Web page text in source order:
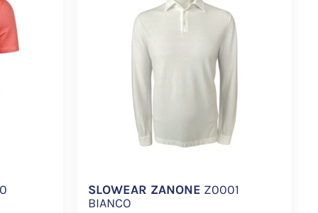
SLOWEAR ZANONE Z0001
BIANCO